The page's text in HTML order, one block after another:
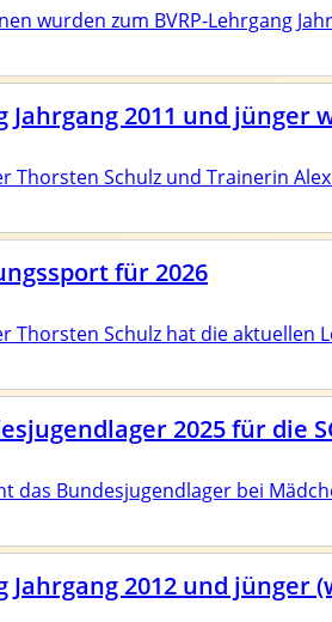
wurden zum BVRP-Lehrgang
Jahrgang 2011 und jünger
Thorsten Schulz und Trainerin
für 2026
Thorsten Schulz hat die
2025 für die
das Bundesjugendlager bei
Jahrgang 2012 und jünger